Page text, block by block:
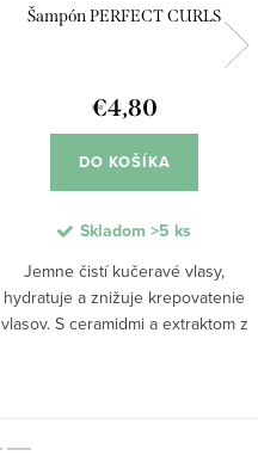
Šampón PERFECT CURLS
€4,80
DO KOŠÍKA
Skladom >5 ks
Jemne čistí kučeravé vlasy,
hydratuje a znižuje krepovatenie
vlasov. S ceramidmi a extraktom z